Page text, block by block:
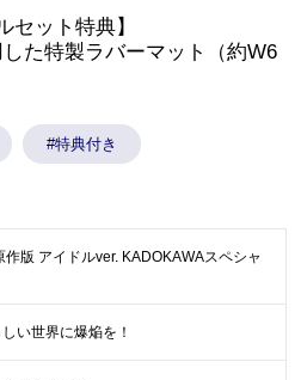
セット特典】
た特製ラバーマット（約W6
#特典付き
作版 アイドルver. KADOKAWAスペシャ
い世界に爆焔を！